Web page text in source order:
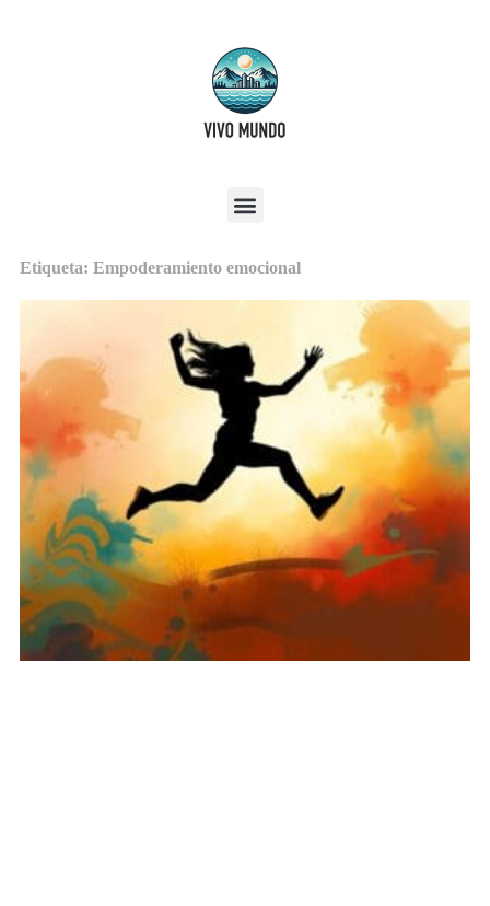
Etiqueta: Empoderamiento emocional